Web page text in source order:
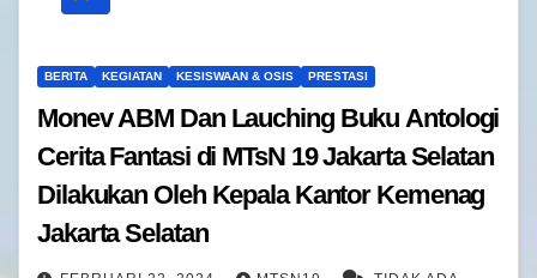
BERITA KEGIATAN KESISWAAN & OSIS PRESTASI
Monev ABM Dan Lauching Buku Antologi
Cerita Fantasi di MTsN 19 Jakarta Selatan
Dilakukan Oleh Kepala Kantor Kemenag
Jakarta Selatan